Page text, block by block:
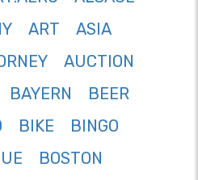
ART
ASIA
AUCTION
BAYERN
BEER
BIKE
BINGO
BOSTON